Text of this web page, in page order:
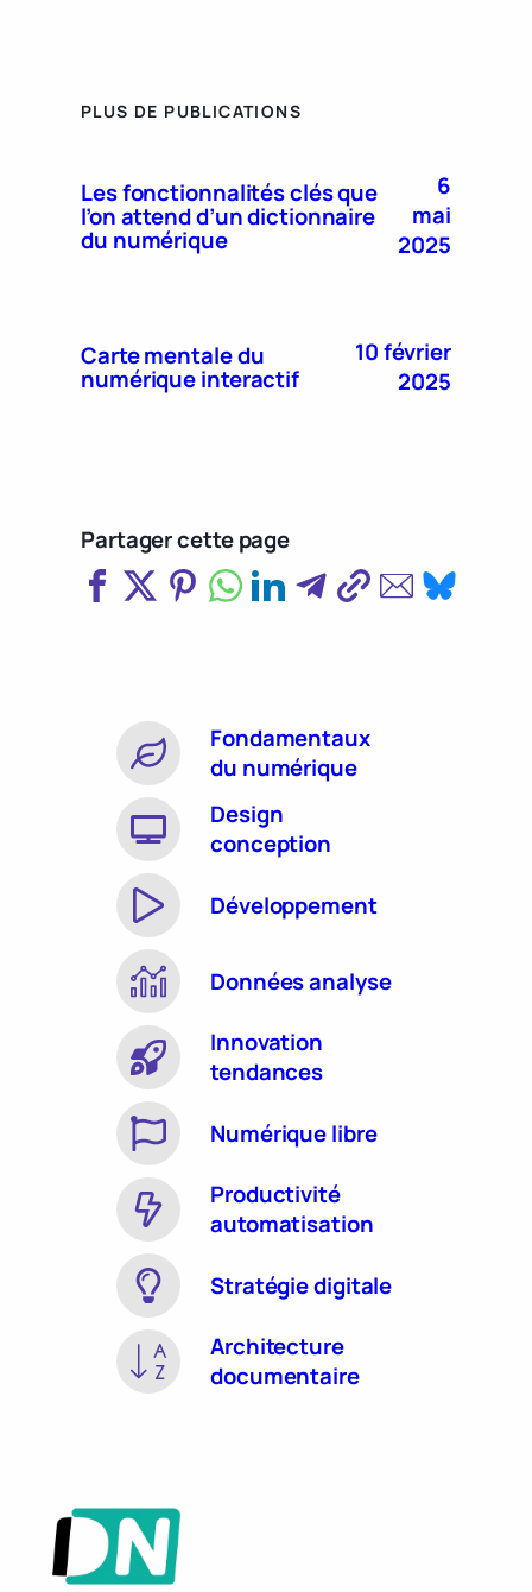
PLUS DE PUBLICATIONS
Les fonctionnalités clés que
l’on attend d’un dictionnaire
du numérique
6
mai
2025
Carte mentale du
numérique interactif
10 février
2025
Partager cette page
Fondamentaux
du numérique
Design
conception
Développement
Données analyse
Innovation
tendances
Numérique libre
Productivité
automatisation
Stratégie digitale
Architecture
documentaire